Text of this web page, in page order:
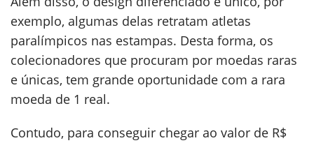
exemplo, algumas delas retratam atletas
paralímpicos nas estampas. Desta forma, os
colecionadores que procuram por moedas raras
e únicas, tem grande oportunidade com a rara
moeda de 1 real.
Contudo, para conseguir chegar ao valor de R$